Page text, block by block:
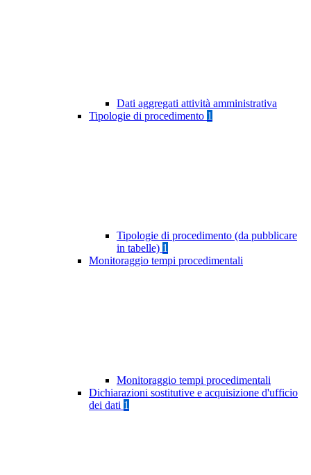
Dati aggregati attività amministrativa
Tipologie di procedimento 1
Tipologie di procedimento (da pubblicare
in tabelle) 1
Monitoraggio tempi procedimentali
Monitoraggio tempi procedimentali
Dichiarazioni sostitutive e acquisizione d'ufficio
dei dati 1